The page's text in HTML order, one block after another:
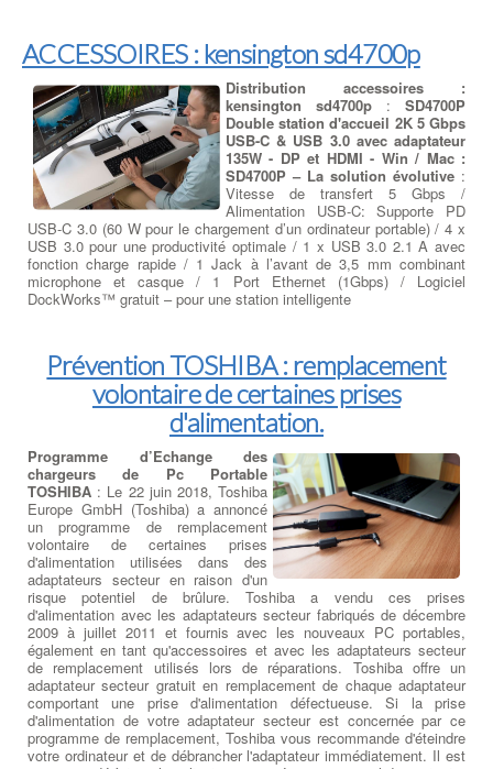
ACCESSOIRES : kensington sd4700p
Distribution accessoires :
kensington sd4700p : SD4700P
Double station d'accueil 2K 5 Gbps
USB-C & USB 3.0 avec adaptateur
135W - DP et HDMI - Win / Mac :
SD4700P – La solution évolutive :
Vitesse de transfert 5 Gbps /
Alimentation USB-C: Supporte PD
USB-C 3.0 (60 W pour le chargement d’un ordinateur portable) / 4 x
USB 3.0 pour une productivité optimale / 1 x USB 3.0 2.1 A avec
fonction charge rapide / 1 Jack à l’avant de 3,5 mm combinant
microphone et casque / 1 Port Ethernet (1Gbps) / Logiciel
DockWorks™ gratuit – pour une station intelligente
Prévention TOSHIBA : remplacement
volontaire de certaines prises
d'alimentation.
Programme d’Echange des
chargeurs de Pc Portable
TOSHIBA : Le 22 juin 2018, Toshiba
Europe GmbH (Toshiba) a annoncé
un programme de remplacement
volontaire de certaines prises
d'alimentation utilisées dans des
adaptateurs secteur en raison d'un
risque potentiel de brûlure. Toshiba a vendu ces prises
d'alimentation avec les adaptateurs secteur fabriqués de décembre
2009 à juillet 2011 et fournis avec les nouveaux PC portables,
également en tant qu'accessoires et avec les adaptateurs secteur
de remplacement utilisés lors de réparations. Toshiba offre un
adaptateur secteur gratuit en remplacement de chaque adaptateur
comportant une prise d'alimentation défectueuse. Si la prise
d'alimentation de votre adaptateur secteur est concernée par ce
programme de remplacement, Toshiba vous recommande d'éteindre
votre ordinateur et de débrancher l'adaptateur immédiatement. Il est